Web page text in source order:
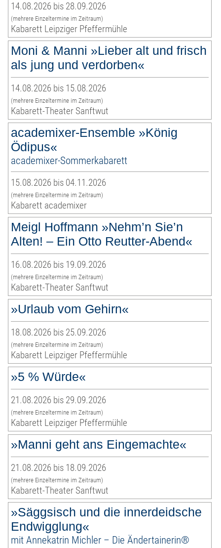
14.08.2026 bis 28.09.2026
(mehrere Einzeltermine im Zeitraum)
Kabarett Leipziger Pfeffermühle
Moni & Manni »Lieber alt und frisch
als jung und verdorben«
14.08.2026 bis 15.08.2026
(mehrere Einzeltermine im Zeitraum)
Kabarett-Theater Sanftwut
academixer-Ensemble »König
Ödipus«
academixer-Sommerkabarett
15.08.2026 bis 04.11.2026
(mehrere Einzeltermine im Zeitraum)
Kabarett academixer
Meigl Hoffmann »Nehm’n Sie’n
Alten! – Ein Otto Reutter-Abend«
16.08.2026 bis 19.09.2026
(mehrere Einzeltermine im Zeitraum)
Kabarett-Theater Sanftwut
»Urlaub vom Gehirn«
18.08.2026 bis 25.09.2026
(mehrere Einzeltermine im Zeitraum)
Kabarett Leipziger Pfeffermühle
»5 % Würde«
21.08.2026 bis 29.09.2026
(mehrere Einzeltermine im Zeitraum)
Kabarett Leipziger Pfeffermühle
»Manni geht ans Eingemachte«
21.08.2026 bis 18.09.2026
(mehrere Einzeltermine im Zeitraum)
Kabarett-Theater Sanftwut
»Säggsisch und die innerdeidsche
Endwigglung«
mit Annekatrin Michler – Die Ändertainerin®